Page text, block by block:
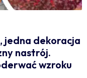
jedna dekoracja
nastrój.
wzroku